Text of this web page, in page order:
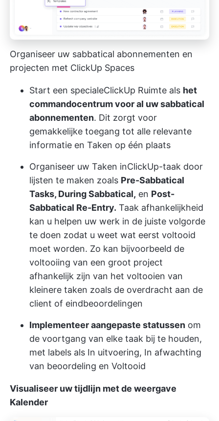
Organiseer uw sabbatical abonnementen en
projecten met ClickUp Spaces
Start een specialeClickUp Ruimte als het
commandocentrum voor al uw sabbatical
abonnementen. Dit zorgt voor
gemakkelijke toegang tot alle relevante
informatie en Taken op één plaats
Organiseer uw Taken inClickUp-taak door
lijsten te maken zoals Pre-Sabbatical
Tasks, During Sabbatical, en Post-
Sabbatical Re-Entry. Taak afhankelijkheid
kan u helpen uw werk in de juiste volgorde
te doen zodat u weet wat eerst voltooid
moet worden. Zo kan bijvoorbeeld de
voltooiing van een groot project
afhankelijk zijn van het voltooien van
kleinere taken zoals de overdracht aan de
client of eindbeoordelingen
Implementeer aangepaste statussen om
de voortgang van elke taak bij te houden,
met labels als In uitvoering, In afwachting
van beoordeling en Voltooid
Visualiseer uw tijdlijn met de weergave
Kalender